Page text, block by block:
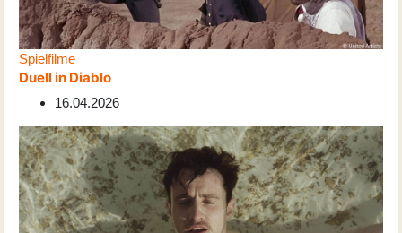
Spielfilme
Duell in Diablo
16.04.2026